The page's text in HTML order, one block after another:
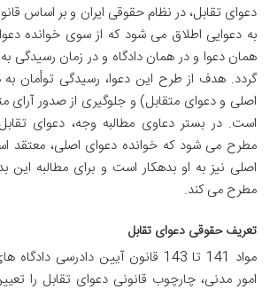
دعوای تقابل، در نظام حقوقی ایران و بر اساس
به دعوایی اطلاق می شود که از سوی خوانده
همان دعوا و در همان دادگاه و در زمان رسیدگی
گردد. هدف از طرح این دعوا، رسیدگی توأمان
اصلی و دعوای متقابل) و جلوگیری از صدور آرای
است. در بستر دعاوی مطالبه وجه، دعوای
مطرح می شود که خوانده دعوای اصلی، معتقد
اصلی نیز به او بدهکار است و برای مطالبه این
مطرح می کند.
تعریف حقوقی دعوای تقابل
مواد 141 تا 143 قانون آیین دادرسی